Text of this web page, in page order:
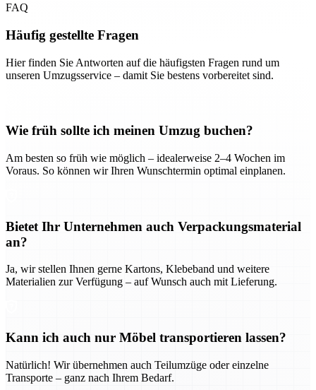
FAQ
Häufig gestellte Fragen
Hier finden Sie Antworten auf die häufigsten Fragen rund um
unseren Umzugsservice – damit Sie bestens vorbereitet sind.
Wie früh sollte ich meinen Umzug buchen?
Am besten so früh wie möglich – idealerweise 2–4 Wochen im
Voraus. So können wir Ihren Wunschtermin optimal einplanen.
Bietet Ihr Unternehmen auch Verpackungsmaterial
an?
Ja, wir stellen Ihnen gerne Kartons, Klebeband und weitere
Materialien zur Verfügung – auf Wunsch auch mit Lieferung.
Kann ich auch nur Möbel transportieren lassen?
Natürlich! Wir übernehmen auch Teilumzüge oder einzelne
Transporte – ganz nach Ihrem Bedarf.